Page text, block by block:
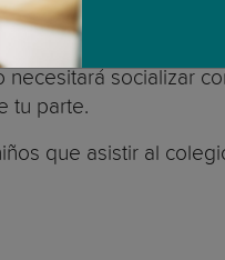
o reducir
necesitará socializar
tu parte.
que asistir al